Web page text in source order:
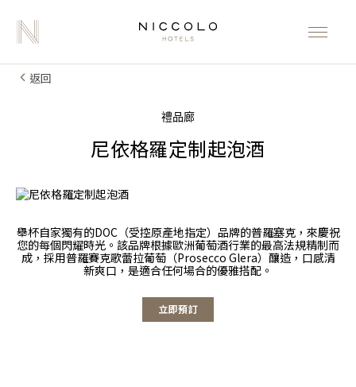
返回
禮品廊
尼依格羅定制起泡酒
舉杯自家獨有的DOC（受控原產地指定）品牌的普羅塞克，來慶祝
您的每個閃耀時光。該品牌根據歐洲葡萄酒行業的最高法規精制而
成，採用普羅賽克歌蕾拉葡萄（Prosecco Glera）釀造，口感清
新爽口，是適合任何場合的優雅搭配。
立即預訂